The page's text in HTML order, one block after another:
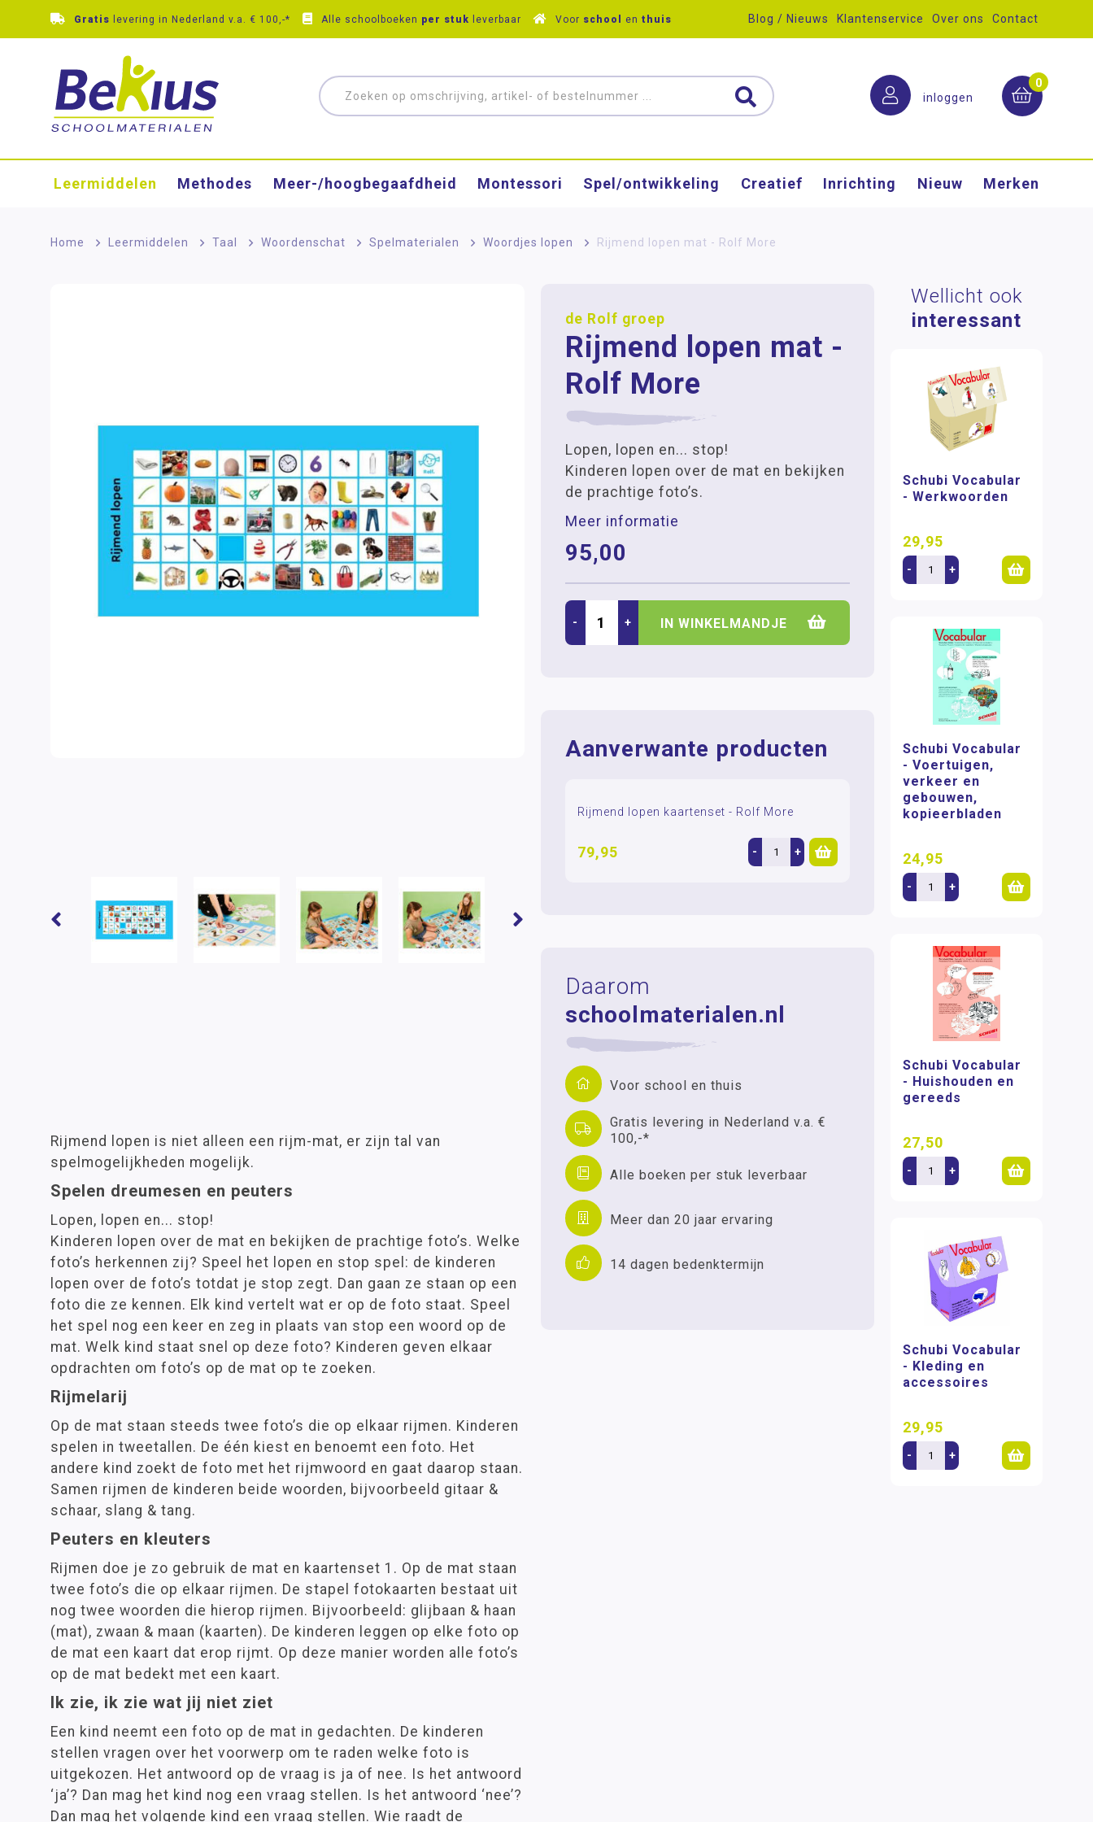
Gratis levering in Nederland v.a. € 100,-* Alle schoolboeken per stuk leverbaar Voor school en thuis Blog / Nieuws Klantenservice Over ons Contact
inloggen
0
Leermiddelen Methodes Meer-/hoog­begaafdheid Montessori Spel/ontwikkeling Creatief Inrichting Nieuw Merken
Home > Leermiddelen > Taal > Woordenschat > Spelmaterialen > Woordjes lopen > Rijmend lopen mat - Rolf More
de Rolf groep
Rijmend lopen mat -
Rolf More
Lopen, lopen en... stop!
Kinderen lopen over de mat en bekijken
de prachtige foto’s.
Meer informatie
95,00
- + IN WINKELMANDJE
Aanverwante producten
Rijmend lopen kaartenset - Rolf More
79,95 - +
Daarom
schoolmaterialen.nl
Voor school en thuis
Gratis levering in Nederland v.a. €
100,-*
Alle boeken per stuk leverbaar
Meer dan 20 jaar ervaring
14 dagen bedenktermijn
Rijmend lopen is niet alleen een rijm-mat, er zijn tal van
spelmogelijkheden mogelijk.
Spelen dreumesen en peuters
Lopen, lopen en... stop!
Kinderen lopen over de mat en bekijken de prachtige foto’s. Welke
foto’s herkennen zij? Speel het lopen en stop spel: de kinderen
lopen over de foto’s totdat je stop zegt. Dan gaan ze staan op een
foto die ze kennen. Elk kind vertelt wat er op de foto staat. Speel
het spel nog een keer en zeg in plaats van stop een woord op de
mat. Welk kind staat snel op deze foto? Kinderen geven elkaar
opdrachten om foto’s op de mat op te zoeken.
Rijmelarij
Op de mat staan steeds twee foto’s die op elkaar rijmen. Kinderen
spelen in tweetallen. De één kiest en benoemt een foto. Het
andere kind zoekt de foto met het rijmwoord en gaat daarop staan.
Samen rijmen de kinderen beide woorden, bijvoorbeeld gitaar &
schaar, slang & tang.
Peuters en kleuters
Rijmen doe je zo gebruik de mat en kaartenset 1. Op de mat staan
twee foto’s die op elkaar rijmen. De stapel fotokaarten bestaat uit
nog twee woorden die hierop rijmen. Bijvoorbeeld: glijbaan & haan
(mat), zwaan & maan (kaarten). De kinderen leggen op elke foto op
de mat een kaart dat erop rijmt. Op deze manier worden alle foto’s
op de mat bedekt met een kaart.
Ik zie, ik zie wat jij niet ziet
Een kind neemt een foto op de mat in gedachten. De kinderen
stellen vragen over het voorwerp om te raden welke foto is
uitgekozen. Het antwoord op de vraag is ja of nee. Is het antwoord
‘ja’? Dan mag het kind nog een vraag stellen. Is het antwoord ‘nee’?
Dan mag het volgende kind een vraag stellen. Wie raadt de
Wellicht ook
interessant
Schubi Vocabular
- Werkwoorden
29,95
- +
Schubi Vocabular
- Voertuigen,
verkeer en
gebouwen,
kopieerbladen
24,95
- +
Schubi Vocabular
- Huishouden en
gereeds
27,50
- +
Schubi Vocabular
- Kleding en
accessoires
29,95
- +